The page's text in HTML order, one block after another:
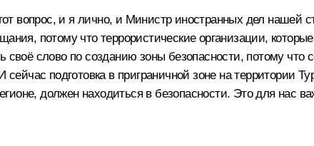
вопрос, и я лично, и Министр иностранных дел
потому что террористические организации,
слово по созданию зоны безопасности, потому что
подготовка в приграничной зоне на территории
должен находиться в безопасности. Это для нас